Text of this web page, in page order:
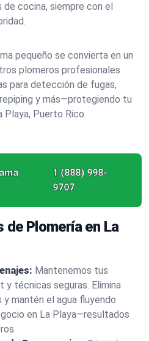
cocina, siempre con el
pequeño se convierta en un
plomeros profesionales
para detección de fugas,
y más—protegiendo tu
Playa, Puerto Rico.
1 (888) 998-
9707
Plomería en La
Mantenemos tus
y técnicas seguras. Elimina
mantén el agua fluyendo
en La Playa—resultados